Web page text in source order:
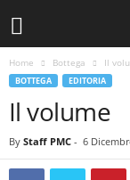
Home Bottega Il
BOTTEGA EDITORIA
Il volume
By Staff PMC - 6